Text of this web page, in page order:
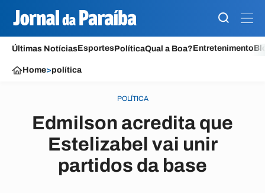
Últimas NotíciasEsportesPolíticaQual a Boa?Entretenimento
Home>política
POLÍTICA
Edmilson acredita que
Estelizabel vai unir
partidos da base